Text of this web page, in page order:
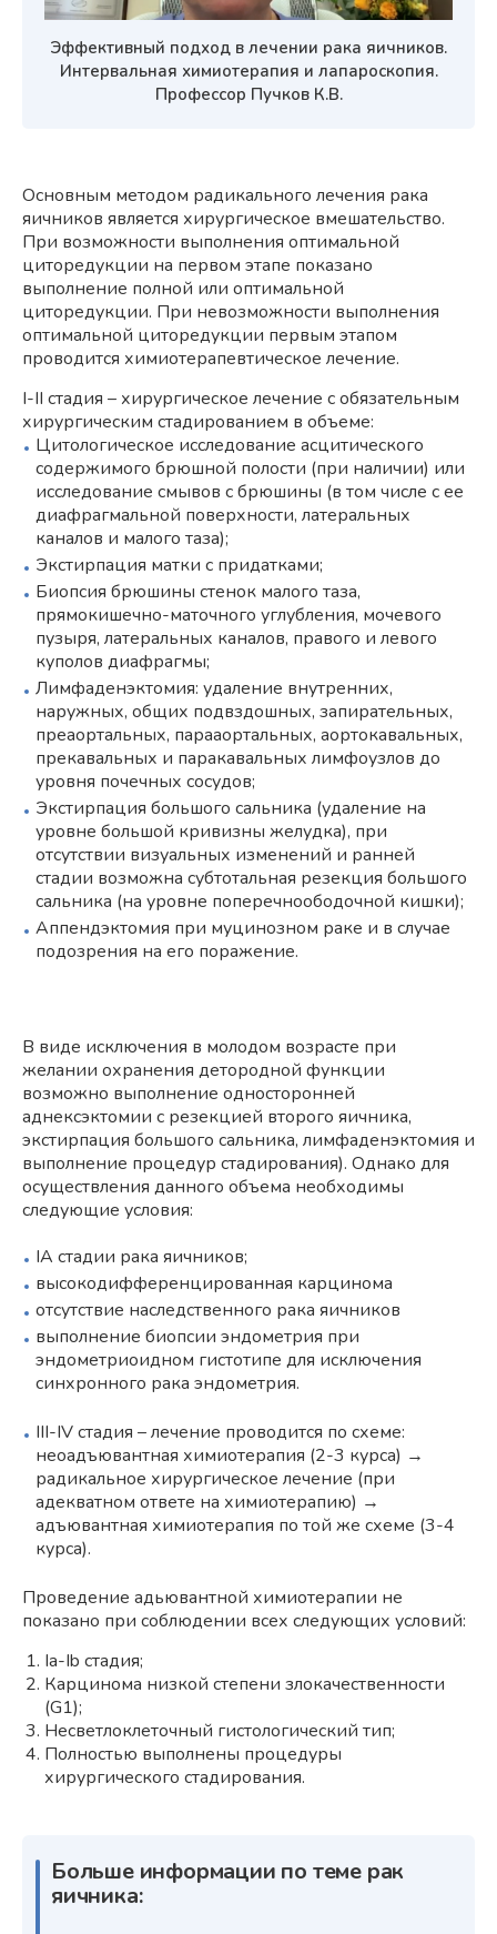
Эффективный подход в лечении рака яичников.
Интервальная химиотерапия и лапароскопия.
Профессор Пучков К.В.
Основным методом радикального лечения рака
яичников является хирургическое вмешательство.
При возможности выполнения оптимальной
циторедукции на первом этапе показано
выполнение полной или оптимальной
циторедукции. При невозможности выполнения
оптимальной циторедукции первым этапом
проводится химиотерапевтическое лечение.
I-II стадия – хирургическое лечение с обязательным
хирургическим стадированием в объеме:
Цитологическое исследование асцитического
содержимого брюшной полости (при наличии) или
исследование смывов с брюшины (в том числе с ее
диафрагмальной поверхности, латеральных
каналов и малого таза);
Экстирпация матки с придатками;
Биопсия брюшины стенок малого таза,
прямокишечно-маточного углубления, мочевого
пузыря, латеральных каналов, правого и левого
куполов диафрагмы;
Лимфаденэктомия: удаление внутренних,
наружных, общих подвздошных, запирательных,
преаортальных, парааортальных, аортокавальных,
прекавальных и паракавальных лимфоузлов до
уровня почечных сосудов;
Экстирпация большого сальника (удаление на
уровне большой кривизны желудка), при
отсутствии визуальных изменений и ранней
стадии возможна субтотальная резекция большого
сальника (на уровне поперечноободочной кишки);
Аппендэктомия при муцинозном раке и в случае
подозрения на его поражение.
В виде исключения в молодом возрасте при
желании охранения детородной функции
возможно выполнение односторонней
аднексэктомии с резекцией второго яичника,
экстирпация большого сальника, лимфаденэктомия и
выполнение процедур стадирования). Однако для
осуществления данного объема необходимы
следующие условия:
IA стадии рака яичников;
высокодифференцированная карцинома
отсутствие наследственного рака яичников
выполнение биопсии эндометрия при
эндометриоидном гистотипе для исключения
синхронного рака эндометрия.
III-IV стадия – лечение проводится по схеме:
неоадъювантная химиотерапия (2-3 курса) →
радикальное хирургическое лечение (при
адекватном ответе на химиотерапию) →
адъювантная химиотерапия по той же схеме (3-4
курса).
Проведение адьювантной химиотерапии не
показано при соблюдении всех следующих условий:
Ia-Ib стадия;
Карцинома низкой степени злокачественности
(G1);
Несветлоклеточный гистологический тип;
Полностью выполнены процедуры
хирургического стадирования.
Больше информации по теме рак
яичника: